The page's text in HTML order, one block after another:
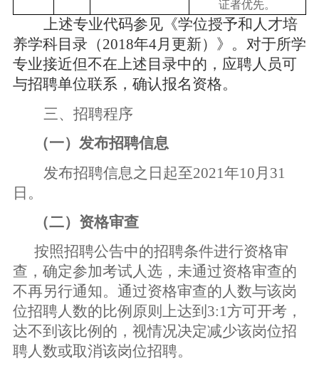
证者优先。
上述专业代码参见《学位授予和人才培
养学科目录（2018年4月更新）》。对于所学
专业接近但不在上述目录中的，应聘人员可
与招聘单位联系，确认报名资格。
三、招聘程序
（一）发布招聘信息
发布招聘信息之日起至2021年10 月 31
日。
（二）资格审查
按照招聘公告中的招聘条件进行资格审
查，确定参加考试人选，未通过资格审查的
不再另行通知。通过资格审查的人数与该岗
位招聘人数的比例原则上达到 3:1方可开考，
达不到该比例的，视情况决定减少该岗位招
聘人数或取消该岗位招聘。